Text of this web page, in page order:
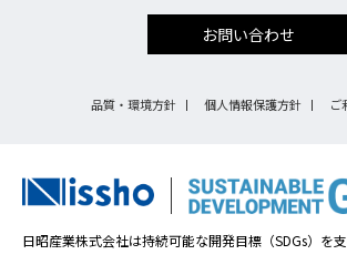
お問い合わせ
品質・環境方針 個人情報保護方針 ご
日昭産業株式会社は持続可能な開発目標（SDGs）を支